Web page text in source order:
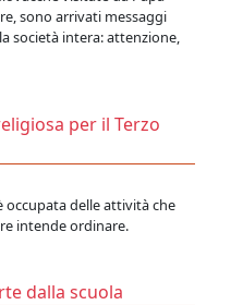
sono arrivati messaggi
società intera: attenzione,
per il Terzo
occupata delle attività che
intende ordinare.
dalla scuola